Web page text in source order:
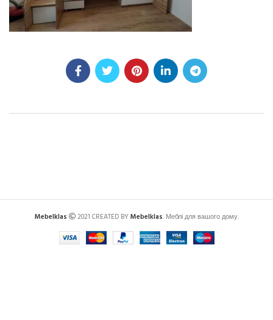
Mebelklas 2021 CREATED BYMebelklas. Меблі для вашого дому.